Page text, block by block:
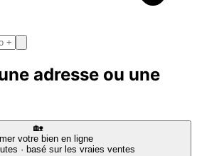
adresse ou une
🏡
votre bien en ligne
· basé sur les vraies ventes